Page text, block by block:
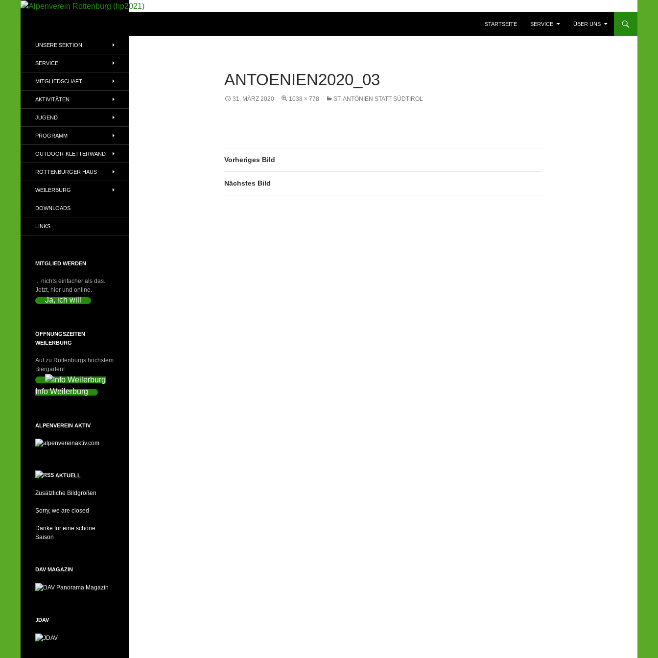
STARTSEITE
SERVICE ÜBER UNS
ANTOENIEN2020_03
31. MÄRZ 2020 1038 × 778 ST. ANTÖNIEN STATT SÜDTIROL
Vorheriges Bild
Nächstes Bild
(DAV)
UNSERE SEKTION
SERVICE
MITGLIEDSCHAFT
AKTIVITÄTEN
JUGEND
PROGRAMM
OUTDOOR-KLETTERWAND
ROTTENBURGER HAUS
WEILERBURG
DOWNLOADS
LINKS
MITGLIED WERDEN
... nichts einfacher als das.
Jetzt, hier und online.
Ja, ich will
ÖFFNUNGSZEITEN
WEILERBURG
Auf zu Rottenburgs höchstem
Biergarten!
Info Weilerburg
ALPENVEREIN AKTIV
AKTUELL
Zusätzliche Bildgrößen
Sorry, we are closed
Danke für eine schöne
Saison
DAV MAGAZIN
JDAV